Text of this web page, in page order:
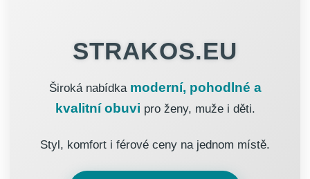
STRAKOS.EU
Široká nabídka moderní, pohodlné a
kvalitní obuvi pro ženy, muže i děti.
Styl, komfort i férové ceny na jednom místě.